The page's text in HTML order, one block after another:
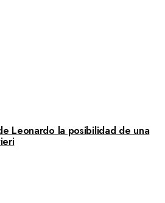
Leonardo la posibilidad de una